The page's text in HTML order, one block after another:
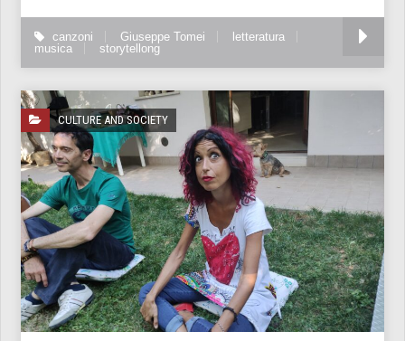
canzoni Giuseppe Tomei
letteratura
musica
storytellong
CULTURE AND SOCIETY